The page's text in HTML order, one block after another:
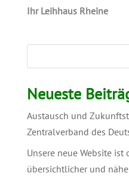
Ihr Leihhaus Rheine
Neueste
Austausch und
Zentralverband des
Unsere neue Website
übersichtlicher und